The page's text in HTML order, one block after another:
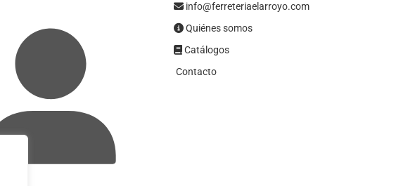
info@ferreteriaelarroyo.com
Quiénes somos
Catálogos
Contacto